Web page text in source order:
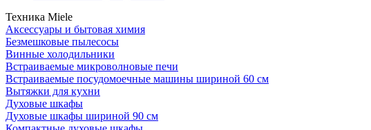
Техника Miele
Аксессуары и бытовая химия
Безмешковые пылесосы
Винные холодильники
Встраиваемые микроволновые печи
Встраиваемые посудомоечные машины шириной 60 см
Вытяжки для кухни
Духовые шкафы
Духовые шкафы шириной 90 см